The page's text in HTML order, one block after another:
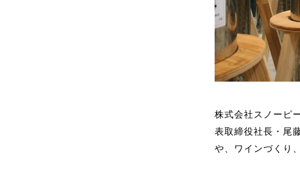
株式会社スノーピ
表取締役社長・尾
や、ワインづくり